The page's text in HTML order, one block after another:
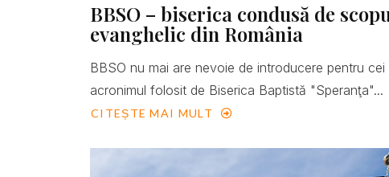
BBSO – biserica condusă de
evanghelic din România
BBSO nu mai are nevoie de introducere pentru
acronimul folosit de Biserica Baptistă "Speranţa"...
CITEȘTE MAI MULT